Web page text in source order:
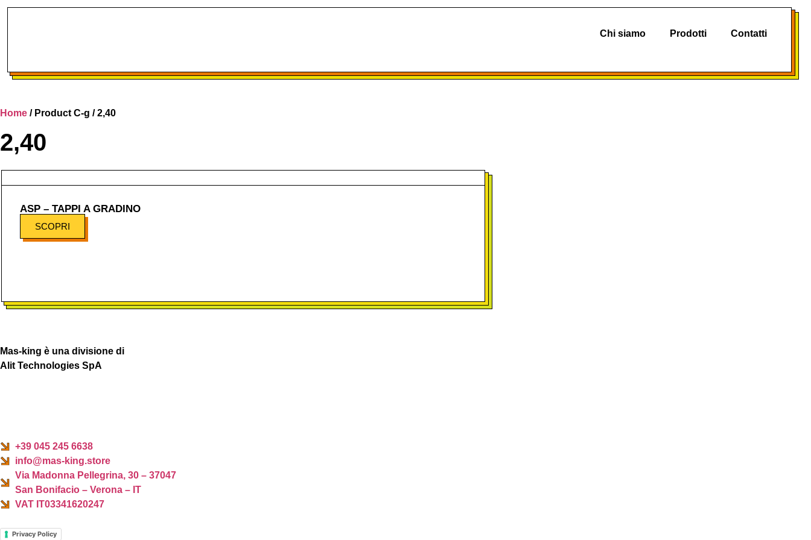
Chi siamo Prodotti Contatti
Home / Product C-g / 2,40
2,40
ASP – TAPPI A GRADINO
SCOPRI
Mas-king è una divisione di
Alit Technologies SpA
+39 045 245 6638
info@mas-king.store
Via Madonna Pellegrina, 30 – 37047
San Bonifacio – Verona – IT
VAT IT03341620247
Privacy Policy